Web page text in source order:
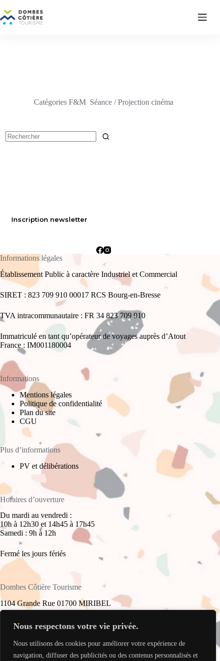
Nous respectons votre vie privée.
Nous utilisons des cookies pour améliorer votre expérience de
navigation, diffuser des publicités ou des contenus personnalisés et
au
contenu
Catégories F&M Séance / Projection cinéma
Inscription newsletter
Informations légales
Établissement Public à caractère Industriel et Commercial
SIRET : 823 709 910 00017 RCS Bourg-en-Bresse
TVA intracommunautaire : FR 34 823 709 910
Immatriculé en tant qu’opérateur de voyages auprès d’Atout
France : IM001180004
Informations
Mentions légales
Politique de confidentialité
Plan du site
CGU
Plus d’informations
PV et délibérations
Horaires d’ouverture
Du mardi au vendredi :
10h à 12h30 et 14h45 à 17h45
Samedi : 9h à 12h
Fermé les jours fériés
Dombes Côtière Tourisme
1104 Grande Rue 01700 MIRIBEL
+33(0)4 78 55 61 16
accueil@dombes-cotiere-tourisme.fr
Copyright © 2026 - Site réalisé parMy Freelance Rocks.